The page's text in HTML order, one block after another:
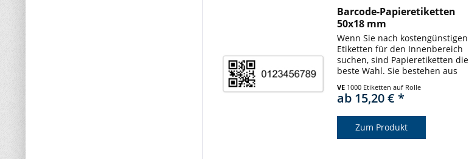
Barcode-Papieretiketten
50x18 mm
Wenn Sie nach kostengünstigen
Etiketten für den Innenbereich
suchen, sind Papieretiketten die
beste Wahl. Sie bestehen aus
erfüllen zahlreiche
Anforderungen im Alltag.
Barcodeetiketten aus unserem
Sortiment...
VE 1000 Etiketten auf Rolle
ab 15,20 € *
Zum Produkt